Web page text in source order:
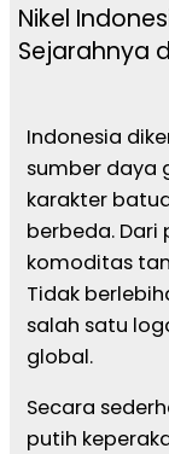
Nikel
Sejarahnya
Indonesia
sumber daya
karakter
berbeda.
komoditas
Tidak
salah satu
global.
Secara
putih